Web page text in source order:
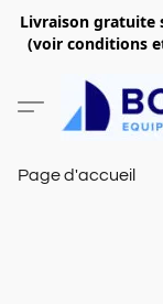
Livraison gratuite
(voir conditions
Page d'accueil